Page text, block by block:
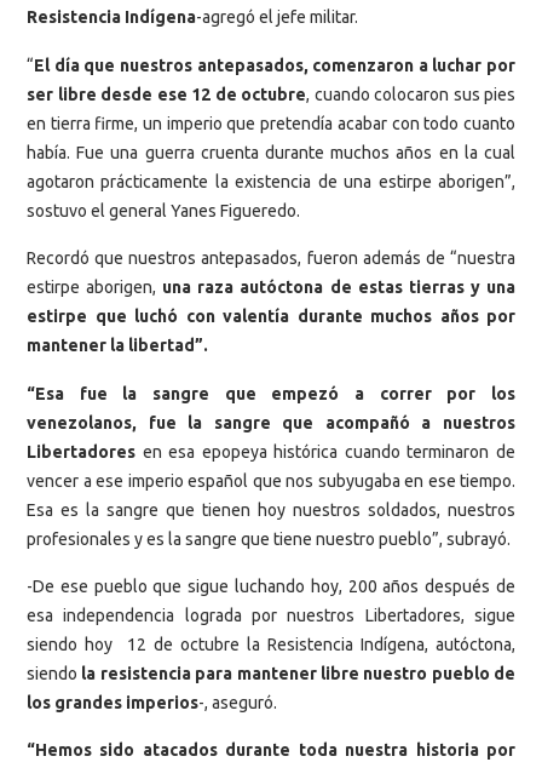
Resistencia Indígena-agregó el jefe militar.
“El día que nuestros antepasados, comenzaron a luchar por
ser libre desde ese 12 de octubre, cuando colocaron sus pies
en tierra firme, un imperio que pretendía acabar con todo cuanto
había. Fue una guerra cruenta durante muchos años en la cual
agotaron prácticamente la existencia de una estirpe aborigen”,
sostuvo el general Yanes Figueredo.
Recordó que nuestros antepasados, fueron además de “nuestra
estirpe aborigen, una raza autóctona de estas tierras y una
estirpe que luchó con valentía durante muchos años por
mantener la libertad”.
“Esa fue la sangre que empezó a correr por los
venezolanos, fue la sangre que acompañó a nuestros
Libertadores en esa epopeya histórica cuando terminaron de
vencer a ese imperio español que nos subyugaba en ese tiempo.
Esa es la sangre que tienen hoy nuestros soldados, nuestros
profesionales y es la sangre que tiene nuestro pueblo”, subrayó.
-De ese pueblo que sigue luchando hoy, 200 años después de
esa independencia lograda por nuestros Libertadores, sigue
siendo hoy 12 de octubre la Resistencia Indígena, autóctona,
siendo la resistencia para mantener libre nuestro pueblo de
los grandes imperios-, aseguró.
“Hemos sido atacados durante toda nuestra historia por